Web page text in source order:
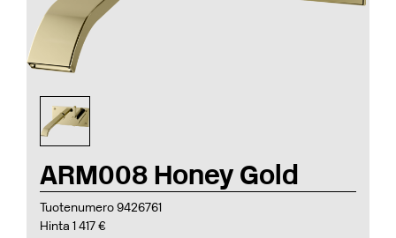
ARM008 Honey Gold
Tuotenumero 9426761
Hinta 1 417 €